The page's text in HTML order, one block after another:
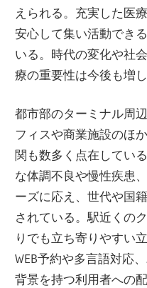
えられる。充実した医
安心して集い活動でき
いる。時代の変化や社
療の重要性は今後も増
都市部のターミナル周
フィスや商業施設のほ
関も数多く点在してい
な体調不良や慢性疾患
ーズに応え、世代や国
されている。駅近くの
りでも立ち寄りやすい
WEB予約や多言語対応
背景を持つ利用者への